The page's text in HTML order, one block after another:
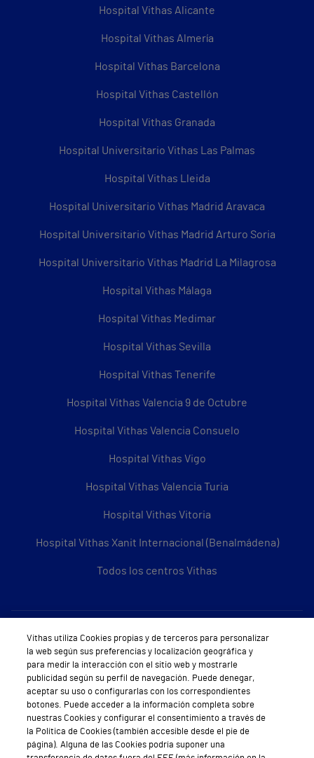
Hospital Vithas Alicante
Hospital Vithas Almería
Hospital Vithas Barcelona
Hospital Vithas Castellón
Hospital Vithas Granada
Hospital Universitario Vithas Las Palmas
Hospital Vithas Lleida
Hospital Universitario Vithas Madrid Aravaca
Hospital Universitario Vithas Madrid Arturo Soria
Hospital Universitario Vithas Madrid La Milagrosa
Hospital Vithas Málaga
Hospital Vithas Medimar
Hospital Vithas Sevilla
Hospital Vithas Tenerife
Hospital Vithas Valencia 9 de Octubre
Hospital Vithas Valencia Consuelo
Hospital Vithas Vigo
Hospital Vithas Valencia Turia
Hospital Vithas Vitoria
Hospital Vithas Xanit Internacional (Benalmádena)
Todos los centros Vithas
Sobre Vithas
Quiénes somos
Trabajar en Vithas
Teléfono Cita Médica
Teléfono Atención al Cliente
Vithas utiliza Cookies propias y de terceros para personalizar
la web según sus preferencias y localización geográfica y
para medir la interacción con el sitio web y mostrarle
publicidad según su perfil de navegación. Puede denegar,
aceptar su uso o configurarlas con los correspondientes
botones. Puede acceder a la información completa sobre
nuestras Cookies y configurar el consentimiento a través de
la Política de Cookies (también accesible desde el pie de
página). Alguna de las Cookies podría suponer una